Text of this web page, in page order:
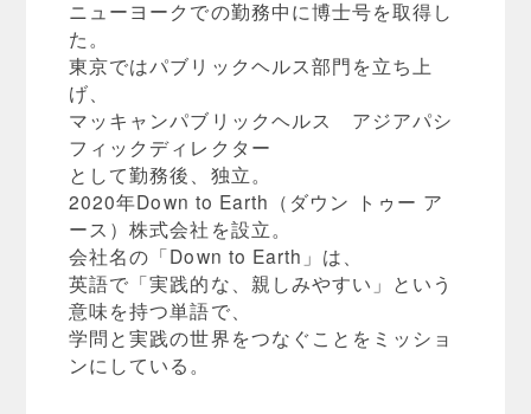
ニューヨークでの勤務中に博士号を取得し
た。
東京ではパブリックヘルス部門を立ち上
げ、
マッキャンパブリックヘルス アジアパシ
フィックディレクター
として勤務後、独立。
2020年Down to Earth（ダウン トゥー ア
ース）株式会社を設立。
会社名の「Down to Earth」は、
英語で「実践的な、親しみやすい」という
意味を持つ単語で、
学問と実践の世界をつなぐことをミッショ
ンにしている。